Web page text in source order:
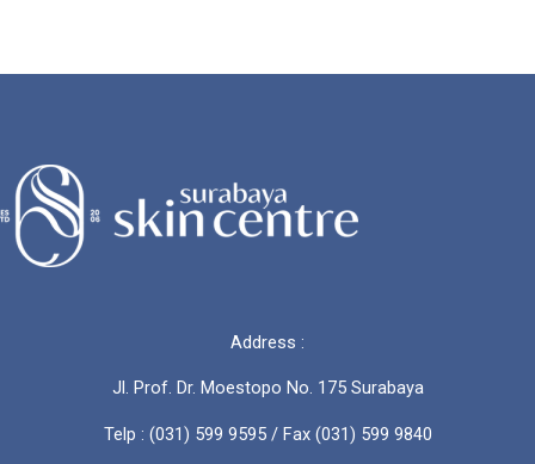
Address :
Jl. Prof. Dr. Moestopo No. 175 Surabaya
Telp : (031) 599 9595 / Fax (031) 599 9840